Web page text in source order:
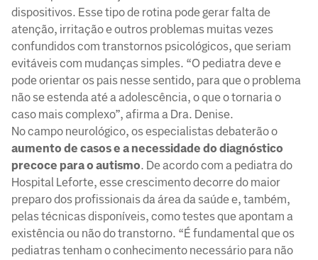
dispositivos. Esse tipo de rotina pode gerar falta de
atenção, irritação e outros problemas muitas vezes
confundidos com transtornos psicológicos, que seriam
evitáveis com mudanças simples. “O pediatra deve e
pode orientar os pais nesse sentido, para que o problema
não se estenda até a adolescência, o que o tornaria o
caso mais complexo”, afirma a Dra. Denise.
No campo neurológico, os especialistas debaterão o
aumento de casos e a necessidade do diagnóstico
precoce para o autismo. De acordo com a pediatra do
Hospital Leforte, esse crescimento decorre do maior
preparo dos profissionais da área da saúde e, também,
pelas técnicas disponíveis, como testes que apontam a
existência ou não do transtorno. “É fundamental que os
pediatras tenham o conhecimento necessário para não